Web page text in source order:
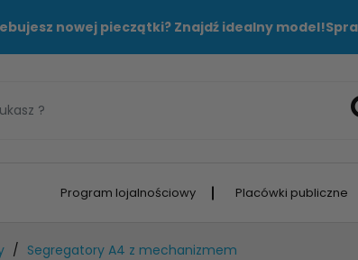
nowej pieczątki? Znajdź idealny model!
Program lojalnościowy Placówki publiczne
Segregatory A4 z mechanizmem